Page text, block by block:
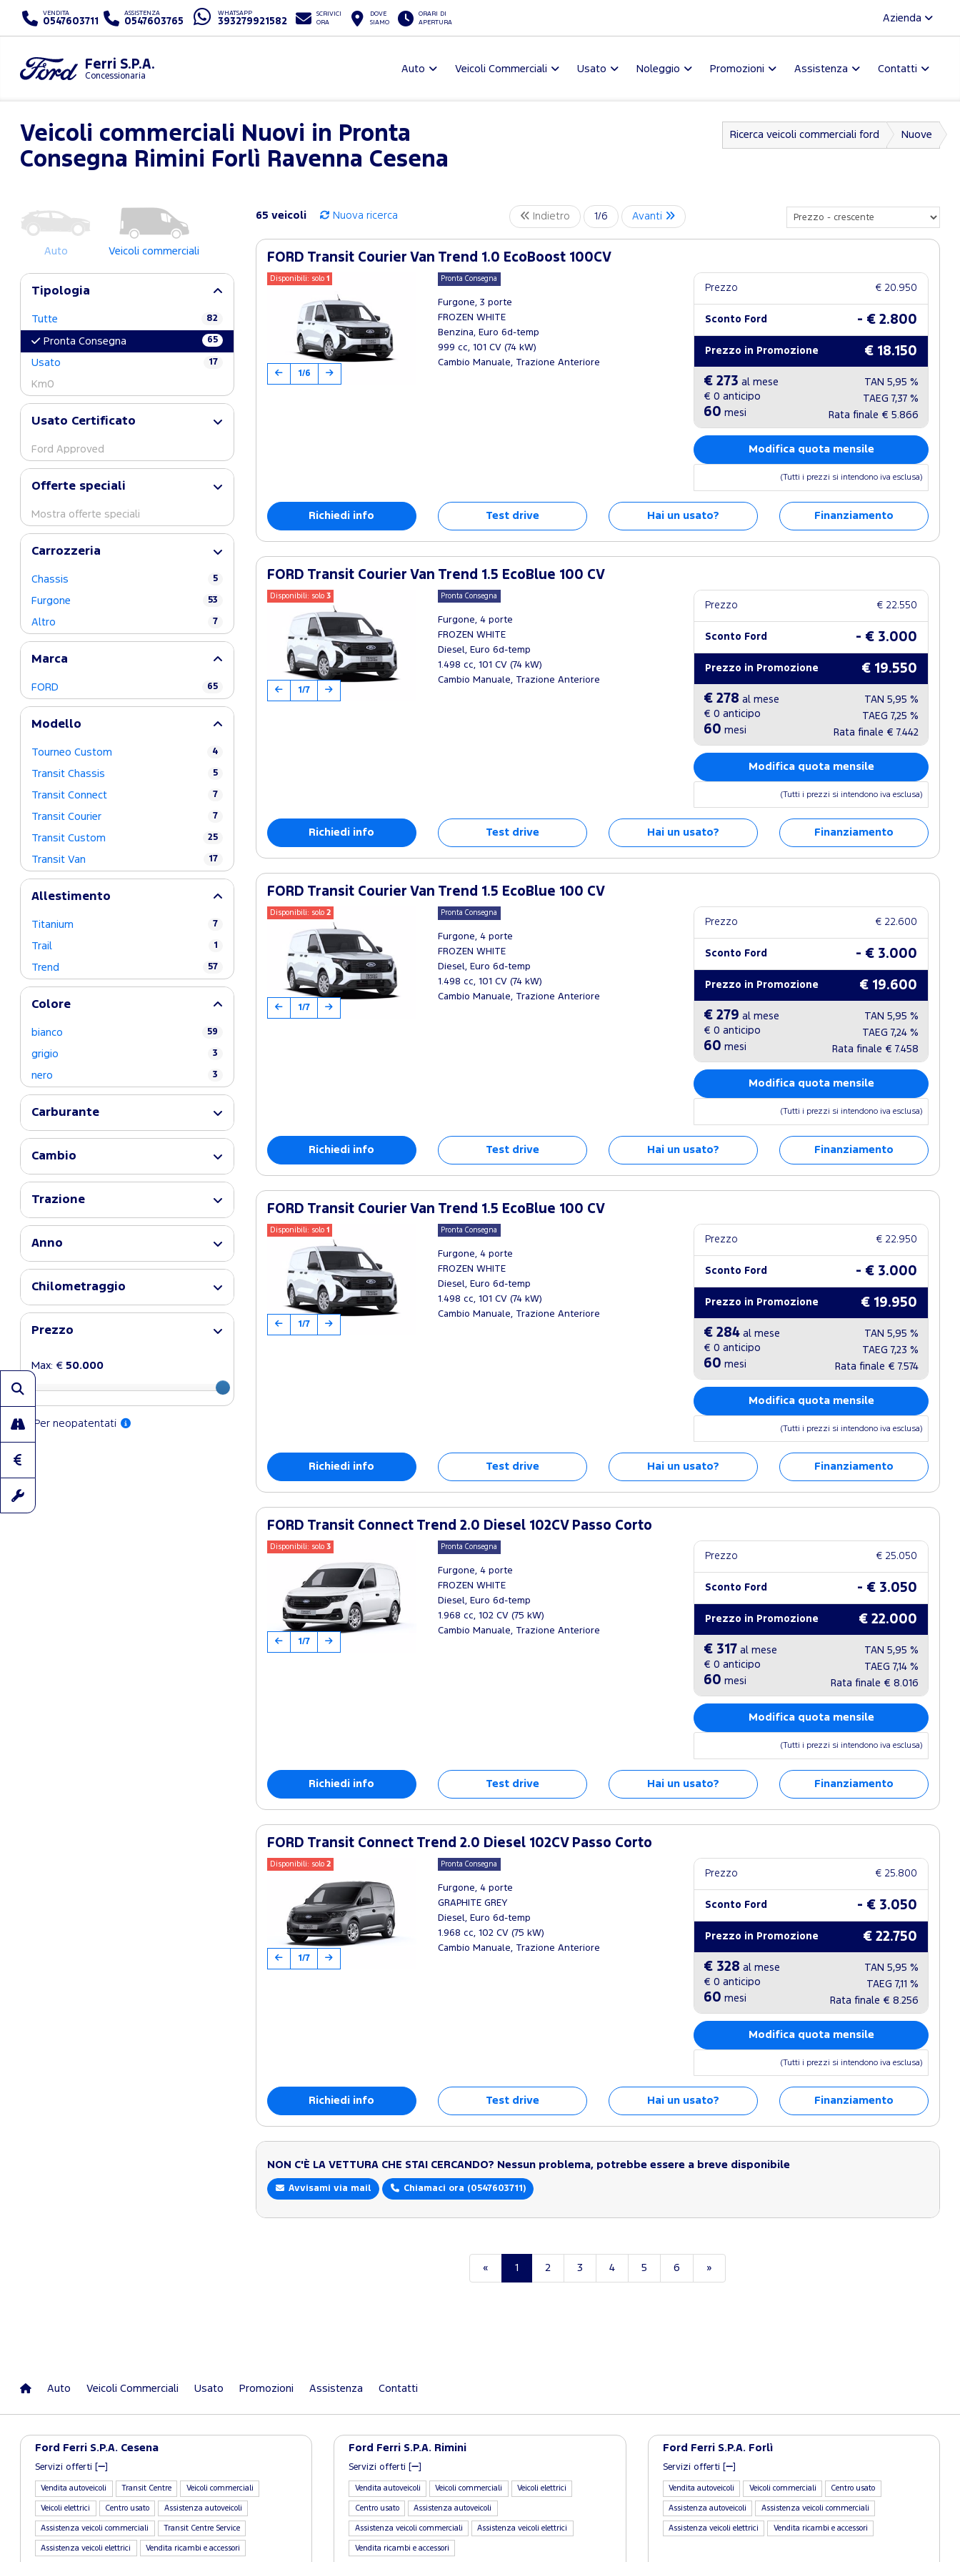
VENDITA
0547603711
ASSISTENZA
0547603765
WHATSAPP
393279921582
SCRIVICI
ORA
DOVE
SIAMO
ORARI DI
APERTURA
Azienda
Ferri S.P.A.
Concessionaria
Auto Veicoli Commerciali Usato Noleggio Promozioni Assistenza Contatti
Veicoli commerciali Nuovi in Pronta
Consegna Rimini Forlì Ravenna Cesena
Ricerca veicoli commerciali ford Nuove
Auto Veicoli commerciali
Tipologia
Tutte 82
Pronta Consegna 65
Usato 17
Km0
Usato Certificato
Ford Approved
Offerte speciali
Mostra offerte speciali
Carrozzeria
Chassis 5
Furgone 53
Altro 7
Marca
FORD 65
Modello
Tourneo Custom 4
Transit Chassis 5
Transit Connect 7
Transit Courier 7
Transit Custom 25
Transit Van 17
Allestimento
Titanium 7
Trail 1
Trend 57
Colore
bianco 59
grigio 3
nero 3
Carburante
Cambio
Trazione
Anno
Chilometraggio
Prezzo
Max: € 50.000
Per neopatentati
65 veicoli Nuova ricerca Indietro 1/6 Avanti
FORD Transit Courier Van Trend 1.0 EcoBoost 100CV
Disponibili: solo 1
1/6
Pronta Consegna
Furgone, 3 porte
FROZEN WHITE
Benzina, Euro 6d-temp
999 cc, 101 CV (74 kW)
Cambio Manuale, Trazione Anteriore
Prezzo € 20.950
Sconto Ford - € 2.800
Prezzo in Promozione € 18.150
€ 273 al mese
€ 0 anticipo
60 mesi
TAN 5,95 %
TAEG 7,37 %
Rata finale € 5.866
Modifica quota mensile
(Tutti i prezzi si intendono iva esclusa)
Richiedi info Test drive Hai un usato? Finanziamento
FORD Transit Courier Van Trend 1.5 EcoBlue 100 CV
Disponibili: solo 3
1/7
Pronta Consegna
Furgone, 4 porte
FROZEN WHITE
Diesel, Euro 6d-temp
1.498 cc, 101 CV (74 kW)
Cambio Manuale, Trazione Anteriore
Prezzo € 22.550
Sconto Ford - € 3.000
Prezzo in Promozione € 19.550
€ 278 al mese
€ 0 anticipo
60 mesi
TAN 5,95 %
TAEG 7,25 %
Rata finale € 7.442
Modifica quota mensile
(Tutti i prezzi si intendono iva esclusa)
Richiedi info Test drive Hai un usato? Finanziamento
FORD Transit Courier Van Trend 1.5 EcoBlue 100 CV
Disponibili: solo 2
1/7
Pronta Consegna
Furgone, 4 porte
FROZEN WHITE
Diesel, Euro 6d-temp
1.498 cc, 101 CV (74 kW)
Cambio Manuale, Trazione Anteriore
Prezzo € 22.600
Sconto Ford - € 3.000
Prezzo in Promozione € 19.600
€ 279 al mese
€ 0 anticipo
60 mesi
TAN 5,95 %
TAEG 7,24 %
Rata finale € 7.458
Modifica quota mensile
(Tutti i prezzi si intendono iva esclusa)
Richiedi info Test drive Hai un usato? Finanziamento
FORD Transit Courier Van Trend 1.5 EcoBlue 100 CV
Disponibili: solo 1
1/7
Pronta Consegna
Furgone, 4 porte
FROZEN WHITE
Diesel, Euro 6d-temp
1.498 cc, 101 CV (74 kW)
Cambio Manuale, Trazione Anteriore
Prezzo € 22.950
Sconto Ford - € 3.000
Prezzo in Promozione € 19.950
€ 284 al mese
€ 0 anticipo
60 mesi
TAN 5,95 %
TAEG 7,23 %
Rata finale € 7.574
Modifica quota mensile
(Tutti i prezzi si intendono iva esclusa)
Richiedi info Test drive Hai un usato? Finanziamento
FORD Transit Connect Trend 2.0 Diesel 102CV Passo Corto
Disponibili: solo 3
1/7
Pronta Consegna
Furgone, 4 porte
FROZEN WHITE
Diesel, Euro 6d-temp
1.968 cc, 102 CV (75 kW)
Cambio Manuale, Trazione Anteriore
Prezzo € 25.050
Sconto Ford - € 3.050
Prezzo in Promozione € 22.000
€ 317 al mese
€ 0 anticipo
60 mesi
TAN 5,95 %
TAEG 7,14 %
Rata finale € 8.016
Modifica quota mensile
(Tutti i prezzi si intendono iva esclusa)
Richiedi info Test drive Hai un usato? Finanziamento
FORD Transit Connect Trend 2.0 Diesel 102CV Passo Corto
Disponibili: solo 2
1/7
Pronta Consegna
Furgone, 4 porte
GRAPHITE GREY
Diesel, Euro 6d-temp
1.968 cc, 102 CV (75 kW)
Cambio Manuale, Trazione Anteriore
Prezzo € 25.800
Sconto Ford - € 3.050
Prezzo in Promozione € 22.750
€ 328 al mese
€ 0 anticipo
60 mesi
TAN 5,95 %
TAEG 7,11 %
Rata finale € 8.256
Modifica quota mensile
(Tutti i prezzi si intendono iva esclusa)
Richiedi info Test drive Hai un usato? Finanziamento
NON C'È LA VETTURA CHE STAI CERCANDO? Nessun problema, potrebbe essere a breve disponibile
Avvisami via mail Chiamaci ora (0547603711)
« 1 2 3 4 5 6 »
Auto Veicoli Commerciali Usato Promozioni Assistenza Contatti
Ford Ferri S.P.A. Cesena
Servizi offerti [
Vendita autoveicoli Transit Centre Veicoli commerciali
Veicoli elettrici Centro usato Assistenza autoveicoli
Assistenza veicoli commerciali Transit Centre Service
Assistenza veicoli elettrici Vendita ricambi e accessori
Ford Ferri S.P.A. Rimini
Servizi offerti [
Vendita autoveicoli Veicoli commerciali Veicoli elettrici
Centro usato Assistenza autoveicoli
Assistenza veicoli commerciali Assistenza veicoli elettrici
Vendita ricambi e accessori
Ford Ferri S.P.A. Forlì
Servizi offerti [ ]
Vendita autoveicoli Veicoli commerciali Centro usato
Assistenza autoveicoli Assistenza veicoli commerciali
Assistenza veicoli elettrici Vendita ricambi e accessori